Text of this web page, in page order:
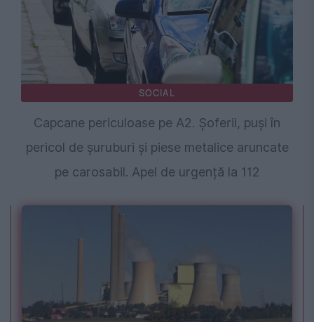
SOCIAL
Capcane periculoase pe A2. Șoferii, puși în
pericol de șuruburi și piese metalice aruncate
pe carosabil. Apel de urgență la 112